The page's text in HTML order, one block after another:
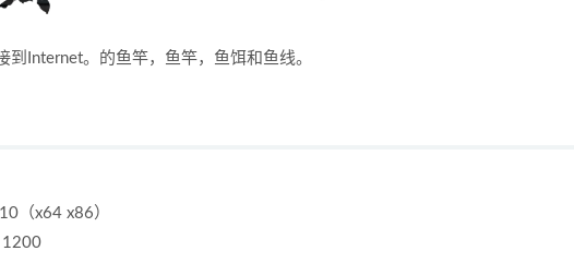
Internet。的鱼竿，鱼竿，鱼饵和鱼线。
（x64 x86）
1200